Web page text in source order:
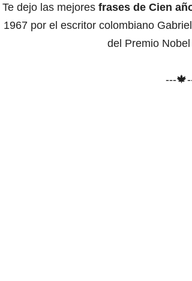
Te dejo las mejoresfrases de Cien
1967 por el escritor colombiano
del Premio
---